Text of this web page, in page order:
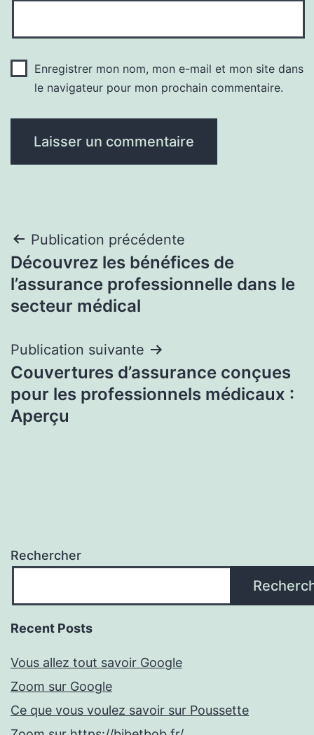
Enregistrer mon nom, mon e-mail et mon site dans
le navigateur pour mon prochain commentaire.
Navigation
de
l’article
Publication précédente
Découvrez les bénéfices de
l’assurance professionnelle dans le
secteur médical
Publication suivante
Couvertures d’assurance conçues
pour les professionnels médicaux :
Aperçu
Rechercher
Recent Posts
Vous allez tout savoir Google
Zoom sur Google
Ce que vous voulez savoir sur Poussette